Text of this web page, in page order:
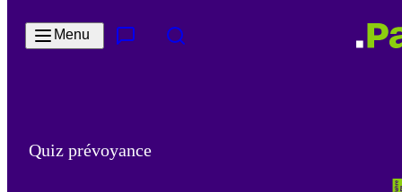
Menu
Quiz prévoyance